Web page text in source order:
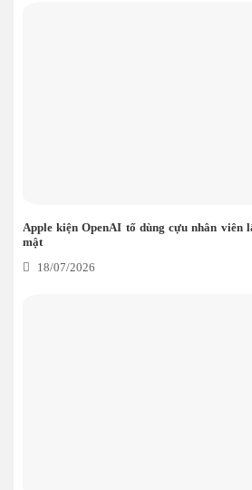
Apple kiện OpenAI tố dùng cựu nhân viên
mật
18/07/2026